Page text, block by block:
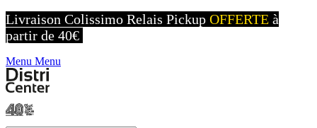
Livraison Colissimo Relais Pickup OFFERTE à
partir de 40€
Menu Menu